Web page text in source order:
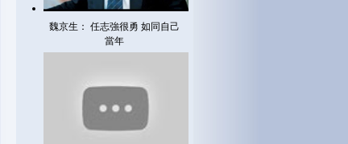
魏京生： 任志強很勇 如同自己
當年